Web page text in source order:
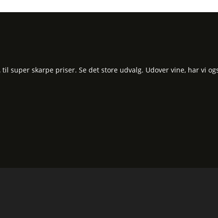
super skarpe priser. Se det store udvalg. Udover vine, har vi